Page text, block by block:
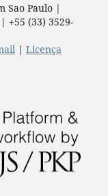
Sao Paulo |
+55 (33) 3529-
| Licença